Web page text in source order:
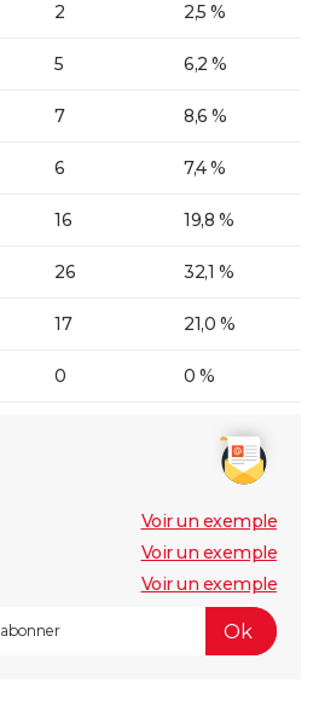
2 2,5 %
5 6,2 %
7 8,6 %
6 7,4 %
16 19,8 %
26 32,1 %
17 21,0 %
0 0 %
Voir un exemple
Voir un exemple
Voir un exemple